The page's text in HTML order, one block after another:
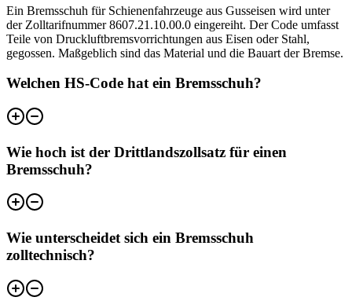
Ein Bremsschuh für Schienenfahrzeuge aus Gusseisen wird unter
der Zolltarifnummer 8607.21.10.00.0 eingereiht. Der Code umfasst
Teile von Druckluftbremsvorrichtungen aus Eisen oder Stahl,
gegossen. Maßgeblich sind das Material und die Bauart der Bremse.
Welchen HS-Code hat ein Bremsschuh?
Wie hoch ist der Drittlandszollsatz für einen
Bremsschuh?
Wie unterscheidet sich ein Bremsschuh
zolltechnisch?